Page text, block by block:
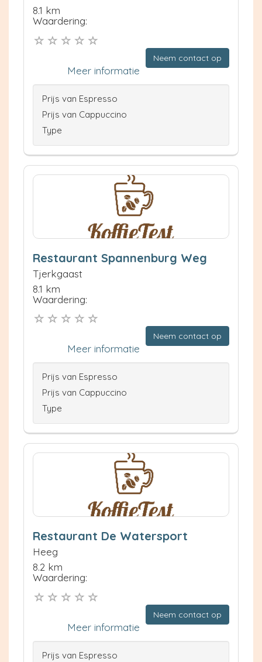
8.1 km
Waardering:
Neem contact op
Meer informatie
Prijs van Espresso
Prijs van Cappuccino
Type
Restaurant Spannenburg Weg
Tjerkgaast
8.1 km
Waardering:
Neem contact op
Meer informatie
Prijs van Espresso
Prijs van Cappuccino
Type
Restaurant De Watersport
Heeg
8.2 km
Waardering:
Neem contact op
Meer informatie
Prijs van Espresso